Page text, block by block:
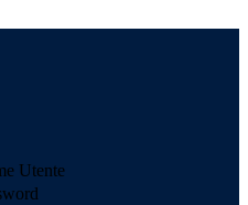
Utente